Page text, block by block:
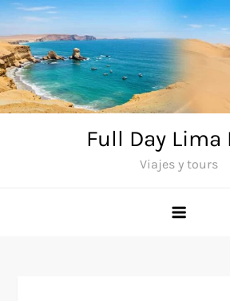
Saltar
al
contenido
Full Day Lima
Viajes y tours